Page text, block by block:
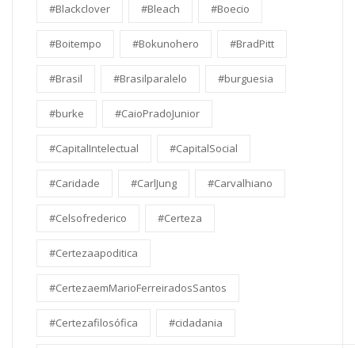
#Blackclover #Bleach #Boecio
#Boitempo #Bokunohero #BradPitt
#Brasil #Brasilparalelo #burguesia
#burke #CaioPradoJunior
#CapitalIntelectual #CapitalSocial
#Caridade #CarlJung #Carvalhiano
#Celsofrederico #Certeza
#Certezaapoditica
#CertezaemMarioFerreiradosSantos
#Certezafilosófica #cidadania